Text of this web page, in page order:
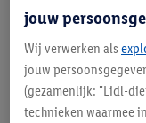
jouw
Wij verwerken als
jouw
(gezamenlijk: "Lidl-
technieken waarmee